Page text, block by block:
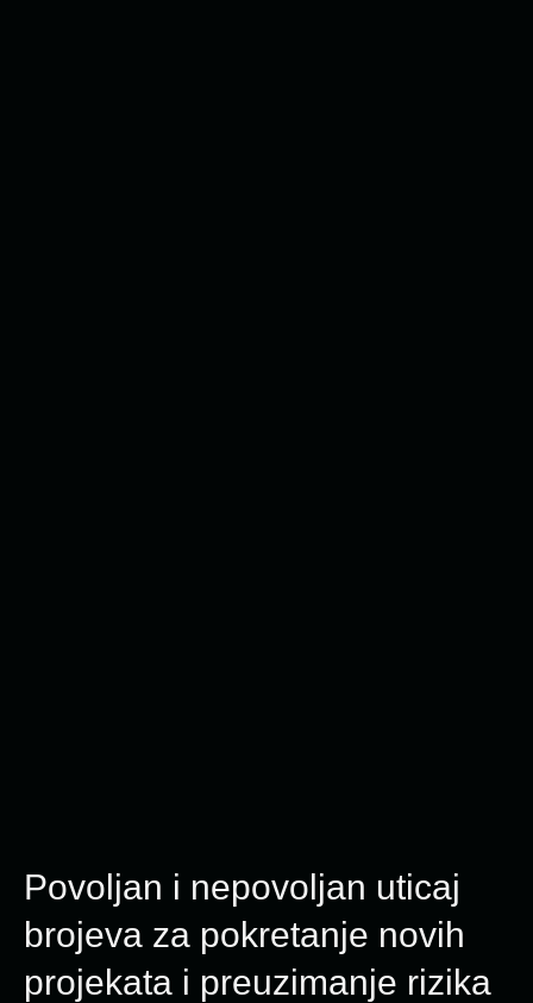
Povoljan i nepovoljan uticaj
brojeva za pokretanje novih
projekata i preuzimanje rizika